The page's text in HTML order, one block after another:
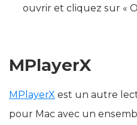
ouvrir et cliquez sur «
MPlayerX
MPlayerX est un autre
pour Mac avec un